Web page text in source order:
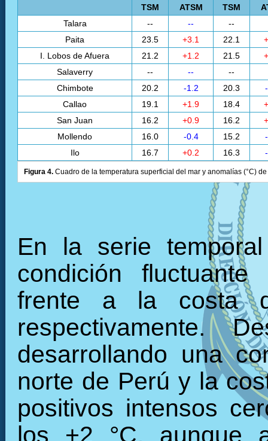
TSM ATSM TSM
Talara
-- --
--
Paita
23.5 +3.1 22.1
I. Lobos de Afuera
21.2 +1.2 21.5
Salaverry
-- --
--
Chimbote
20.2 -1.2 20.3
Callao
19.1 +1.9 18.4
San Juan
16.2 +0.9 16.2
Mollendo
16.0 -0.4 15.2
Ilo
16.7 +0.2 16.3
Figura 4. Cuadro de la temperatura superficial del mar y anomalías (°C)
En la serie
condición
frente a la costa
respectivamente.
desarrollando una
norte de Perú y la
positivos intensos
los +2 °C, aunque